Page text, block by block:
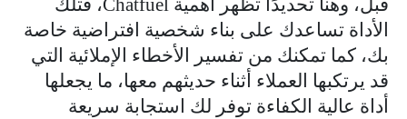
الأداة تساعدك على بناء شخصية افتراضية خاصة
بك، كما تمكنك من تفسير الأخطاء الإملائية التي
قد يرتكبها العملاء أثناء حديثهم معها، ما يجعلها
أداة عالية الكفاءة توفر لك استجابة سريعة